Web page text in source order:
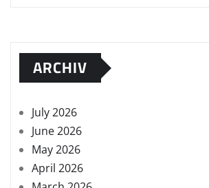
ARCHIV
July 2026
June 2026
May 2026
April 2026